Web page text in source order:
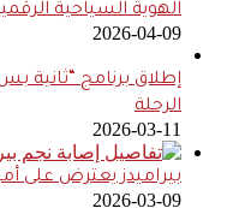
الهوية السياحية
2026-04-09
إطلاق برنامج “ثانية
الرحلة
2026-03-11
بيراميدز يعترض على
2026-03-09